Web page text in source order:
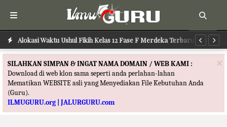
Alokasi Waktu Ushul Fikih Kelas 12 Fase F Merdeka Terbaru
Alokasi Waktu Ilmu Tafsir Kelas 12 Fase F Merdeka Terbaru
×
SILAHKAN SIMPAN & INGAT NAMA DOMAIN / WEB KAMI :
Download di web klon sama seperti anda perlahan-lahan
Mematikan WEBSITE asli yang Menyediakan File Kebutuhan Anda
(Guru).
ILMUGURU.org | JALURGURU.com